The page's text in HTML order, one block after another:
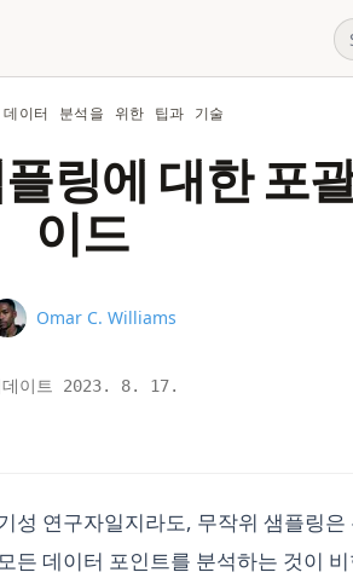
이터 분석을 위한 팁과 기술
링에 대한 포
이드
Name
Omar C. Williams
이트 2023. 8. 17.
성 연구자일지라도, 무작위 샘플링은
든 데이터 포인트를 분석하는 것이